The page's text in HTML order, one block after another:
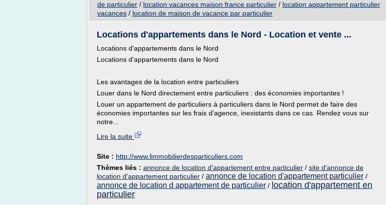
de particulier / location vacances maison france particulier / location appartement particulier
vacances / location de maison de vacance par particulier
Locations d'appartements dans le Nord - Location et vente ...
Locations d'appartements dans le Nord
Locations d'appartements dans le Nord
Les avantages de la location entre particuliers
Louer dans le Nord directement entre particuliers : des économies importantes !
Louer un appartement de particuliers à particuliers dans le Nord permet de faire des
économies importantes sur les frais d'agence, inexistants dans ce cas. Rendez vous sur
notre...
Lire la suite
Site : http://www.limmobilierdesparticuliers.com
Thèmes liés : annonce de location d'appartement entre particulier / site d'annonce de
location d'appartement particulier / annonce de location d'appartement particulier /
annonce de location d appartement de particulier / location d'appartement en
particulier